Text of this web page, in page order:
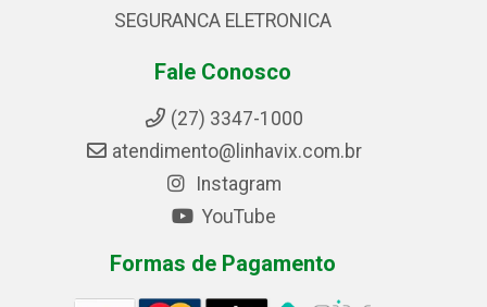
SEGURANCA ELETRONICA
Fale Conosco
(27) 3347-1000
atendimento@linhavix.com.br
Instagram
YouTube
Formas de Pagamento